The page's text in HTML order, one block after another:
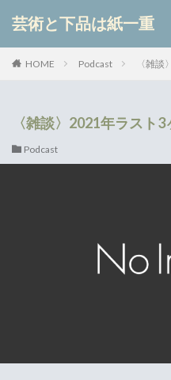
芸術と下品は紙一重
HOME Podcast 〈雑
〈雑談〉2021年ラスト
Podcast